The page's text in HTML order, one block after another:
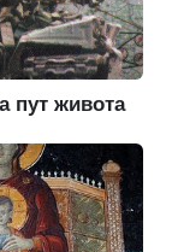
пут живота